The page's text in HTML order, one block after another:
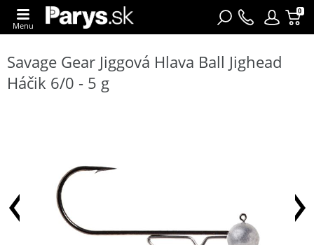
0
Menu
Savage Gear Jiggová Hlava Ball Jighead
Háčik 6/0 - 5 g